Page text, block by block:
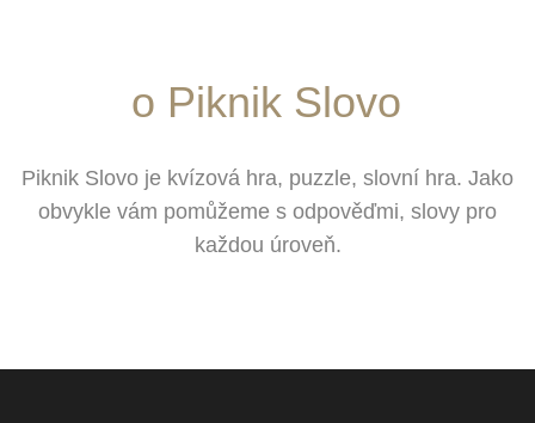
o Piknik Slovo
Piknik Slovo je kvízová hra, puzzle, slovní hra. Jako
obvykle vám pomůžeme s odpověďmi, slovy pro
každou úroveň.